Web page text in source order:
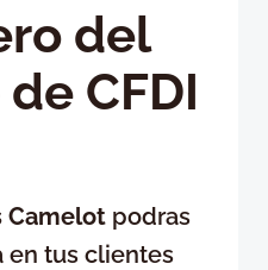
del
CFDI
Camelot podras
en tus clientes